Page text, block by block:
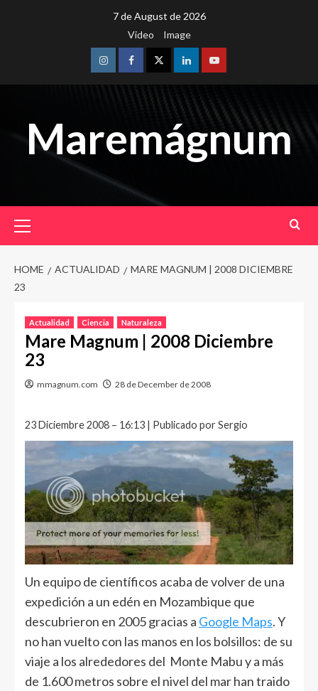
7 de August de 2026
Video
Image
InstagramFacebookTwitterLinkedinYoutube
Maremágnum
Menu
HOME ACTUALIDAD
MARE MAGNUM | 2008 DICIEMBRE
23
Actualidad Ciencia Naturaleza
Mare Magnum | 2008 Diciembre
23
mmagnum.com 28 de December de 2008
23 Diciembre 2008 – 16:13 | Publicado por Sergio
Un equipo de científicos acaba de volver de una
expedición a un edén en Mozambique que
descubrieron en 2005 gracias a Google Maps. Y
no han vuelto con las manos en los bolsillos: de su
viaje a los alrededores del Monte Mabu y a más
de 1.600 metros sobre el nivel del mar han traido